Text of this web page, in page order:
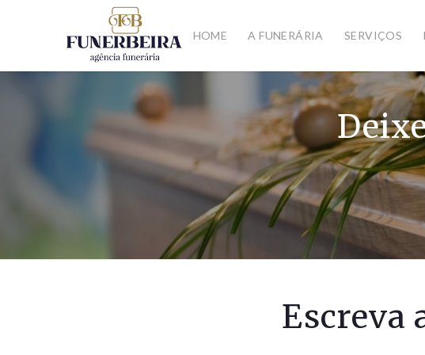
HOME A FUNERÁRIA SERVIÇOS
Escreva